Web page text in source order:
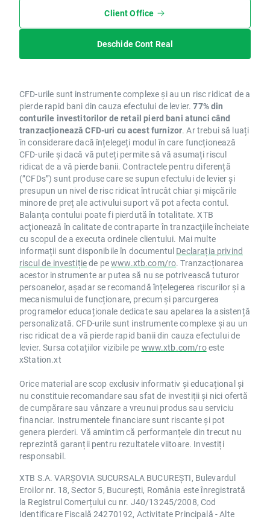
Client Office
Deschide Cont Real
CFD-urile sunt instrumente complexe și au un risc ridicat de a
pierde rapid bani din cauza efectului de levier.77% din
conturile investitorilor de retail pierd bani atunci când
tranzacționează CFD-uri cu acest furnizor. Ar trebui să luați
în considerare dacă înțelegeți modul în care funcționează
CFD-urile și dacă vă puteți permite să vă asumați riscul
ridicat de a vă pierde banii. Contractele pentru diferență
(”CFDs”) sunt produse care se supun efectului de levier și
presupun un nivel de risc ridicat întrucât chiar și mișcările
minore de preț ale activului suport vă pot afecta contul.
Balanța contului poate fi pierdută în totalitate. XTB
acţionează în calitate de contraparte în tranzacţiile încheiate
cu scopul de a executa ordinele clientului. Mai multe
informații sunt disponibile în documentul Declarația privind
riscul de investițiede pewww.xtb.com/ro. Tranzacționarea
acestor instrumente ar putea să nu se potrivească tuturor
persoanelor, așadar se recomandă înțelegerea riscurilor și a
mecanismului de funcționare, precum și parcurgerea
programelor educaționale dedicate sau apelarea la asistență
personalizată. CFD-urile sunt instrumente complexe și au un
risc ridicat de a vă pierde rapid banii din cauza efectului de
levier. Sursa cotațiilor vizibile pe www.xtb.com/roeste
xStation.xt
Orice material are scop exclusiv informativ și educațional și
nu constituie recomandare sau sfat de investiții și nici ofertă
de cumpărare sau vânzare a vreunui produs sau serviciu
financiar. Instrumentele financiare sunt riscante și pot
genera pierderi. Vă amintim că performanțele din trecut nu
reprezintă garanții pentru rezultatele viitoare. Investiți
responsabil.
XTB S.A. VARȘOVIA SUCURSALA BUCUREȘTI, Bulevardul
Eroilor nr. 18, Sector 5, București, România este înregistrată
la Registrul Comerțului cu nr. J40/13245/2008, Cod
Identificare Fiscală 24270192, Activitate Principală - Alte